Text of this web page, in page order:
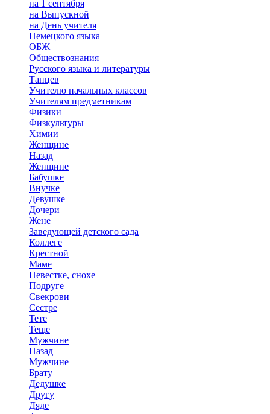
на 1 сентября
на Выпускной
на День учителя
Немецкого языка
ОБЖ
Обществознания
Русского языка и литературы
Танцев
Учителю начальных классов
Учителям предметникам
Физики
Физкультуры
Химии
Женщине
Назад
Женщине
Бабушке
Внучке
Девушке
Дочери
Жене
Заведующей детского сада
Коллеге
Крестной
Маме
Невестке, снохе
Подруге
Свекрови
Сестре
Тете
Теще
Мужчине
Назад
Мужчине
Брату
Дедушке
Другу
Дяде